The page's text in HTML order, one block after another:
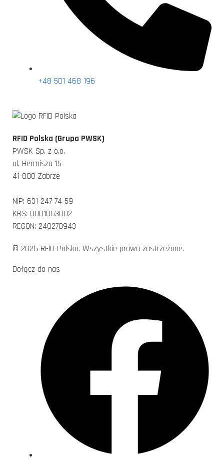
+48 501 468 196
RFID Polska (Grupa PWSK)
PWSK Sp. z o.o.
ul. Hermisza 15
41-800 Zabrze
NIP: 631-247-74-59
KRS: 0001063002
REGON: 240270943
© 2026 RFID Polska. Wszystkie prawa zastrzeżone.
Dołącz do nas